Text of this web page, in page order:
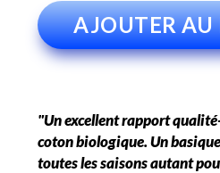
AJOUTER
"Un excellent rapport
coton biologique. Un
toutes les saisons autant